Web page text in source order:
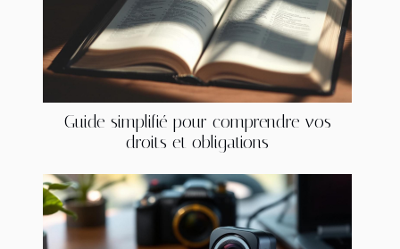
Guide simplifié pour comprendre vos
droits et obligations